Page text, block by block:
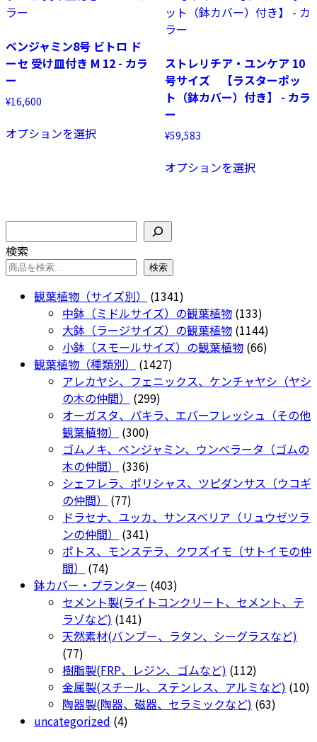
ベンジャミン8号 ビトロ ド
ーセ 受け皿付き M 12 - カラ
ー
¥16,600
オプションを選択の
複
数
の
バ
リ
エ
ー
シ
ョ
ン
が
あ
り
ま
す。
オ
プ
シ
ョ
ン
は
商
品
ペ
ー
ジ
か
ら
選
択
で
ストレリチア・ユンケア 10
号サイズ 【ラスターポッ
ト（鉢カバー）付き】 - カラ
ー
¥59,583
オプションを選択の
バ
リ
エ
ー
シ
ョ
が
あ
り
ま
す。
プ
シ
ョ
は
商
品
ペ
ー
ジ
か
ら
索
検索
検索
観葉植物（サイズ別） 13411341
個
の
商
中鉢（ミドルサイズ）の観葉植物 133133
個
の
品
大鉢（ラージサイズ）の観葉植物 11441144
個
商
小鉢（スモールサイズ）の観葉植物 6666
の
品
観葉植物（種類別） 14271427
個
商
アレカヤシ、フェニックス、ケンチャヤシ（ヤシ
の木の仲間）
299299
個
商
オーガスタ、パキラ、エバーフレッシュ（その他
観葉植物）
300300
個
の
商
ゴムノキ、ベンジャミン、ウンベラータ（ゴムの
木の仲間）
336336
個
商
品
シェフレラ、ポリシャス、ツピダンサス（ウコギ
の仲間）
7777
個
の
商
ドラセナ、ユッカ、サンスベリア（リュウゼツラ
ンの仲間）
341341
個
商
品
ポトス、モンステラ、クワズイモ（サトイモの仲
間）
7474
個
の
商
品
鉢カバー・プランター 403403
個
商
セメント製(ライトコンクリート、セメント、テ
ラゾなど) 141141
個
商
品
天然素材(バンブー、ラタン、シーグラスなど)
7777
個
の
商
品
樹脂製(FRP、レジン、ゴムなど) 112112
個
の
金属製(スチール、ステンレス、アルミなど) 1010
陶器製(陶器、磁器、セラミックなど) 6363
uncategorized 44